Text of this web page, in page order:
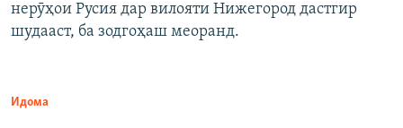
нерӯҳои Русия дар вилояти Нижегород дастгир
шудааст, ба зодгоҳаш меоранд.
Идома